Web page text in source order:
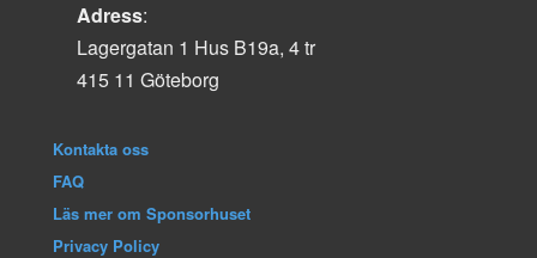
Adress:
Lagergatan 1 Hus B19a, 4 tr
415 11 Göteborg
Kontakta oss
FAQ
Läs mer om Sponsorhuset
Privacy Policy